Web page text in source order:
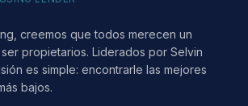
creemos que todos merecen un
propietarios. Liderados por Selvin
es simple: encontrarle las mejores
bajos.